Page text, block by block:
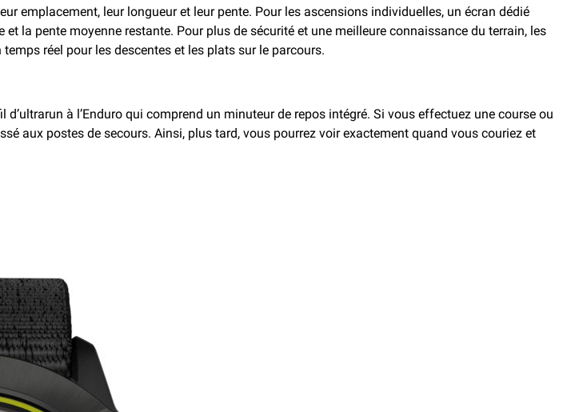
emplacement, leur longueur et leur pente. Pour les ascensions individuelles, un écran dédié
la pente moyenne restante. Pour plus de sécurité et une meilleure connaissance du terrain, les
réel pour les descentes et les plats sur le parcours.
à l’Enduro qui comprend un minuteur de repos intégré. Si vous effectuez une course ou
aux postes de secours. Ainsi, plus tard, vous pourrez voir exactement quand vous couriez et